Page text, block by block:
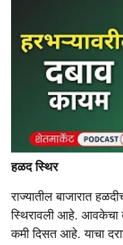
हळद स्थिर
राज्यातील बाजारात
स्थिरावली आहे. आवकेचा
कमी दिसत आहे. याचा